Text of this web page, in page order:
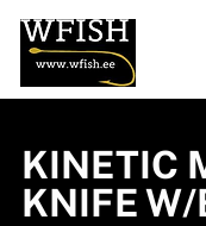
KINETIC
KNIFE W/